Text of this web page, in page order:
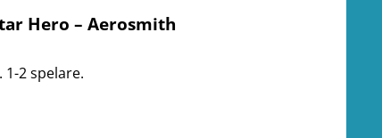
Hero – Aerosmith
1-2 spelare.